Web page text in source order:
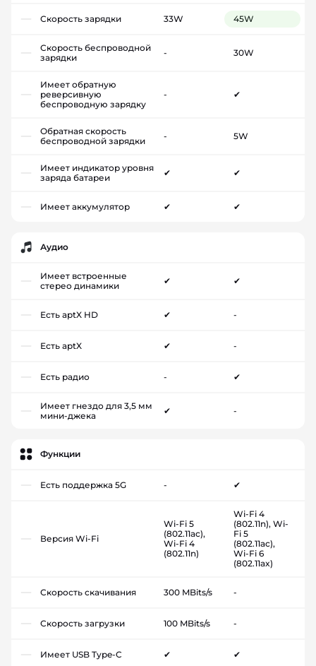
Скорость зарядки 33W 45W
Скорость беспроводной
зарядки
- 30W
Имеет обратную
реверсивную
беспроводную зарядку
- ✔
Обратная скорость
беспроводной зарядки
- 5W
Имеет индикатор уровня
заряда батареи
✔ ✔
Имеет аккумулятор ✔ ✔
Аудио
Имеет встроенные
стерео динамики
✔ ✔
Есть aptX HD ✔ -
Есть aptX ✔ -
Есть радио - ✔
Имеет гнездо для 3,5 мм
мини-джека
✔ -
Функции
Есть поддержка 5G - ✔
Версия Wi-Fi
Wi-Fi 5
(802.11ac),
Wi-Fi 4
(802.11n)
Wi-Fi 4
(802.11n), Wi-
Fi 5
(802.11ac),
Wi-Fi 6
(802.11ax)
Скорость скачивания 300 MBits/s -
Скорость загрузки 100 MBits/s -
Имеет USB Type-C ✔ ✔